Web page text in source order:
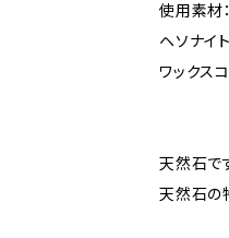
使用素材：
ヘソナイ
ワックス
天然石で
天然石の